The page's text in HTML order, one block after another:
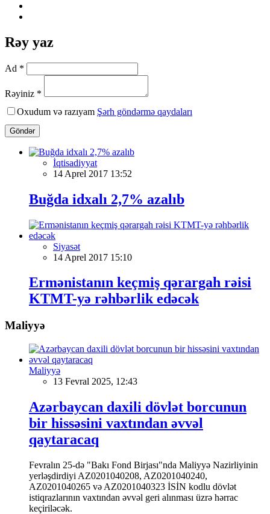
Rəy yaz
Ad *
Rəyiniz *
Oxudum və razıyam Şərh göndərmə qaydaları
Göndər
İqtisadiyyat
14 Aprel 2017 13:52
Buğda idxalı 2,7% azalıb
Siyasət
14 Aprel 2017 15:10
Ermənistanın keçmiş qərargah rəisi
KTMT-yə rəhbərlik edəcək
Maliyyə
Maliyyə
13 Fevral 2025, 12:43
Azərbaycan daxili dövlət borcunun
bir hissəsini vaxtından əvvəl
qaytaracaq
Fevralın 25-də "Bakı Fond Birjası"nda Maliyyə Nazirliyinin
yerləşdirdiyi AZ0201040208, AZ0201040240,
AZ0201040265 və AZ0201040323 İSİN kodlu dövlət
istiqrazlarının vaxtından əvvəl geri alınması üzrə hərrac
keçiriləcək.